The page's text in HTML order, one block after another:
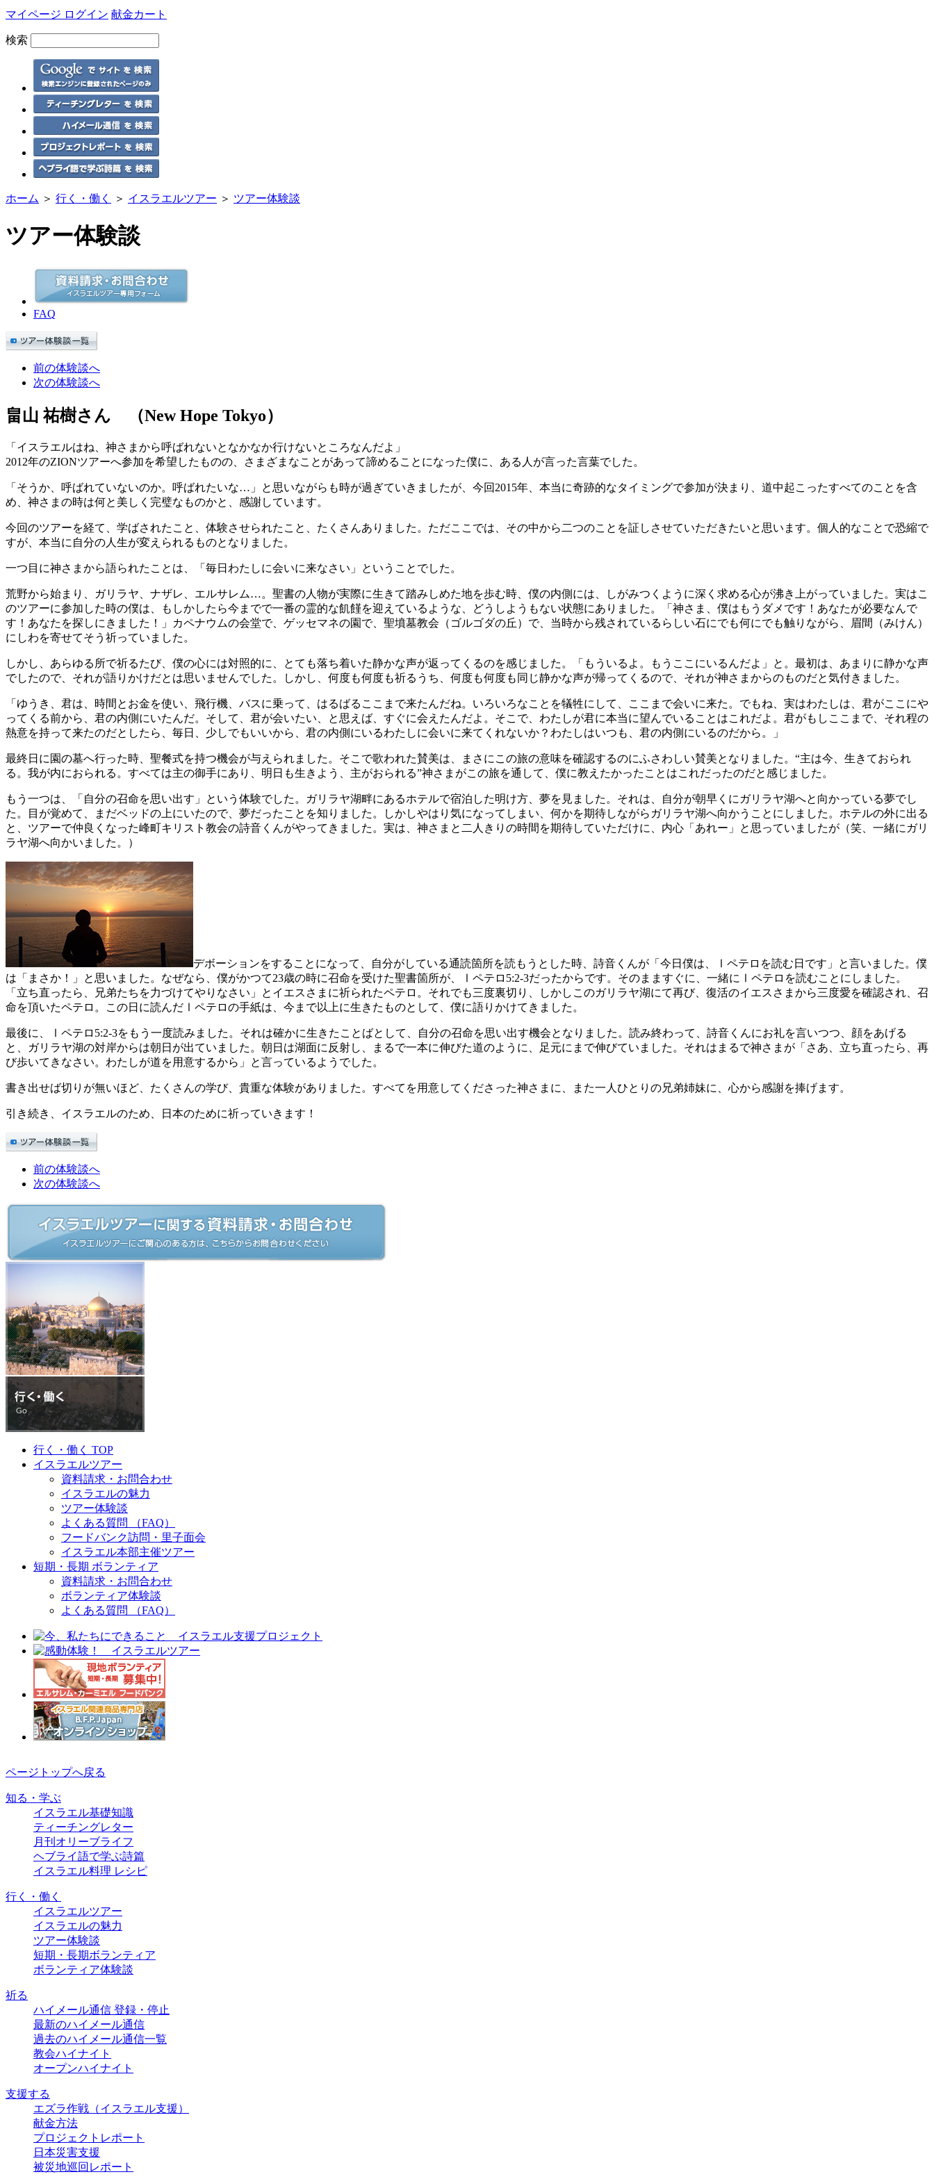
マイページ ログイン 献金カート
検索
ホーム ＞ 行く・働く ＞ イスラエルツアー ＞ ツアー体験談
ツアー体験談
FAQ
前の体験談へ
次の体験談へ
畠山 祐樹さん （New Hope Tokyo）
「イスラエルはね、神さまから呼ばれないとなかなか行けないところなんだよ」
2012年のZIONツアーへ参加を希望したものの、さまざまなことがあって諦めることになった僕に、ある人が言った言葉でした。
「そうか、呼ばれていないのか。呼ばれたいな…」と思いながらも時が過ぎていきましたが、今回2015年、本当に奇跡的なタイミングで参加が決まり、道中起こったすべてのことを含
め、神さまの時は何と美しく完璧なものかと、感謝しています。
今回のツアーを経て、学ばされたこと、体験させられたこと、たくさんありました。ただここでは、その中から二つのことを証しさせていただきたいと思います。個人的なことで恐縮で
すが、本当に自分の人生が変えられるものとなりました。
一つ目に神さまから語られたことは、「毎日わたしに会いに来なさい」ということでした。
荒野から始まり、ガリラヤ、ナザレ、エルサレム…。聖書の人物が実際に生きて踏みしめた地を歩む時、僕の内側には、しがみつくように深く求める心が沸き上がっていました。実はこ
のツアーに参加した時の僕は、もしかしたら今までで一番の霊的な飢饉を迎えているような、どうしようもない状態にありました。「神さま、僕はもうダメです！あなたが必要なんで
す！あなたを探しにきました！」カペナウムの会堂で、ゲッセマネの園で、聖墳墓教会（ゴルゴダの丘）で、当時から残されているらしい石にでも何にでも触りながら、眉間（みけん）
にしわを寄せてそう祈っていました。
しかし、あらゆる所で祈るたび、僕の心には対照的に、とても落ち着いた静かな声が返ってくるのを感じました。「もういるよ。もうここにいるんだよ」と。最初は、あまりに静かな声
でしたので、それが語りかけだとは思いませんでした。しかし、何度も何度も祈るうち、何度も何度も同じ静かな声が帰ってくるので、それが神さまからのものだと気付きました。
「ゆうき、君は、時間とお金を使い、飛行機、バスに乗って、はるばるここまで来たんだね。いろいろなことを犠牲にして、ここまで会いに来た。でもね、実はわたしは、君がここにや
ってくる前から、君の内側にいたんだ。そして、君が会いたい、と思えば、すぐに会えたんだよ。そこで、わたしが君に本当に望んでいることはこれだよ。君がもしここまで、それ程の
熱意を持って来たのだとしたら、毎日、少しでもいいから、君の内側にいるわたしに会いに来てくれないか？わたしはいつも、君の内側にいるのだから。」
最終日に園の墓へ行った時、聖餐式を持つ機会が与えられました。そこで歌われた賛美は、まさにこの旅の意味を確認するのにふさわしい賛美となりました。“主は今、生きておられ
る。我が内におられる。すべては主の御手にあり、明日も生きよう、主がおられる”神さまがこの旅を通して、僕に教えたかったことはこれだったのだと感じました。
もう一つは、「自分の召命を思い出す」という体験でした。ガリラヤ湖畔にあるホテルで宿泊した明け方、夢を見ました。それは、自分が朝早くにガリラヤ湖へと向かっている夢でし
た。目が覚めて、まだベッドの上にいたので、夢だったことを知りました。しかしやはり気になってしまい、何かを期待しながらガリラヤ湖へ向かうことにしました。ホテルの外に出る
と、ツアーで仲良くなった峰町キリスト教会の詩音くんがやってきました。実は、神さまと二人きりの時間を期待していただけに、内心「あれー」と思っていましたが（笑、一緒にガリ
ラヤ湖へ向かいました。）
デボーションをすることになって、自分がしている通読箇所を読もうとした時、詩音くんが「今日僕は、Ⅰペテロを読む日です」と言いました。僕
は「まさか！」と思いました。なぜなら、僕がかつて23歳の時に召命を受けた聖書箇所が、Ⅰペテロ5:2-3だったからです。そのまますぐに、一緒にⅠペテロを読むことにしました。
「立ち直ったら、兄弟たちを力づけてやりなさい」とイエスさまに祈られたペテロ。それでも三度裏切り、しかしこのガリラヤ湖にて再び、復活のイエスさまから三度愛を確認され、召
命を頂いたペテロ。この日に読んだⅠペテロの手紙は、今まで以上に生きたものとして、僕に語りかけてきました。
最後に、Ⅰペテロ5:2-3をもう一度読みました。それは確かに生きたことばとして、自分の召命を思い出す機会となりました。読み終わって、詩音くんにお礼を言いつつ、顔をあげる
と、ガリラヤ湖の対岸からは朝日が出ていました。朝日は湖面に反射し、まるで一本に伸びた道のように、足元にまで伸びていました。それはまるで神さまが「さあ、立ち直ったら、再
び歩いてきなさい。わたしが道を用意するから」と言っているようでした。
書き出せば切りが無いほど、たくさんの学び、貴重な体験がありました。すべてを用意してくださった神さまに、また一人ひとりの兄弟姉妹に、心から感謝を捧げます。
引き続き、イスラエルのため、日本のために祈っていきます！
前の体験談へ
次の体験談へ
行く・働く TOP
イスラエルツアー
資料請求・お問合わせ
イスラエルの魅力
ツアー体験談
よくある質問 （FAQ）
フードバンク訪問・里子面会
イスラエル本部主催ツアー
短期・長期 ボランティア
資料請求・お問合わせ
ボランティア体験談
よくある質問 （FAQ）
ページトップへ戻る
知る・学ぶ
イスラエル基礎知識
ティーチングレター
月刊オリーブライフ
ヘブライ語で学ぶ詩篇
イスラエル料理 レシピ
行く・働く
イスラエルツアー
イスラエルの魅力
ツアー体験談
短期・長期ボランティア
ボランティア体験談
祈る
ハイメール通信 登録・停止
最新のハイメール通信
過去のハイメール通信一覧
教会ハイナイト
オープンハイナイト
支援する
エズラ作戦（イスラエル支援）
献金方法
プロジェクトレポート
日本災害支援
被災地巡回レポート